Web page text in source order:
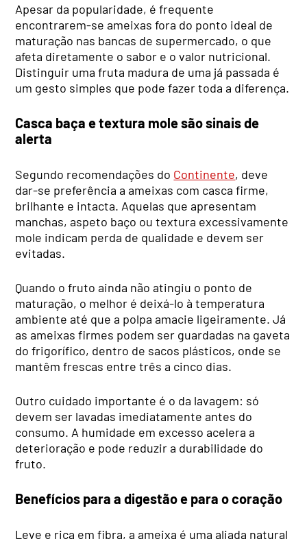
Apesar da popularidade, é frequente
encontrarem-se ameixas fora do ponto ideal de
maturação nas bancas de supermercado, o que
afeta diretamente o sabor e o valor nutricional.
Distinguir uma fruta madura de uma já passada é
um gesto simples que pode fazer toda a diferença.
Casca baça e textura mole são sinais de
alerta
Segundo recomendações do Continente, deve
dar-se preferência a ameixas com casca firme,
brilhante e intacta. Aquelas que apresentam
manchas, aspeto baço ou textura excessivamente
mole indicam perda de qualidade e devem ser
evitadas.
Quando o fruto ainda não atingiu o ponto de
maturação, o melhor é deixá-lo à temperatura
ambiente até que a polpa amacie ligeiramente. Já
as ameixas firmes podem ser guardadas na gaveta
do frigorífico, dentro de sacos plásticos, onde se
mantêm frescas entre três a cinco dias.
Outro cuidado importante é o da lavagem: só
devem ser lavadas imediatamente antes do
consumo. A humidade em excesso acelera a
deterioração e pode reduzir a durabilidade do
fruto.
Benefícios para a digestão e para o coração
Leve e rica em fibra, a ameixa é uma aliada natural